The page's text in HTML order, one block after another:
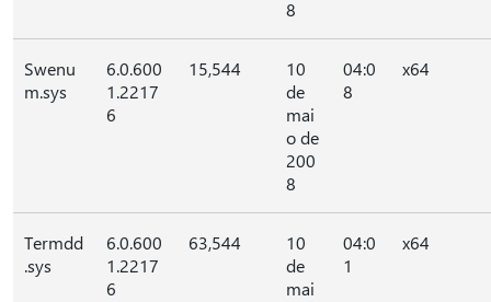
8
Swenu
m.sys
6.0.600
1.2217
6
15,544
10
de
mai
o de
200
8
04:0
8
x64
Termdd
.sys
6.0.600
1.2217
6
63,544
10
de
mai
04:0
1
x64